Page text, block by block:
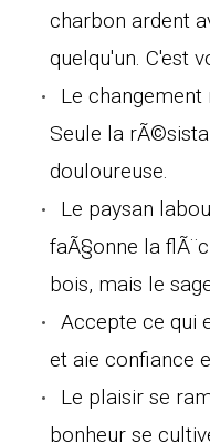
charbon ardent
quelqu'un. C'est
Le changement
Seule la
douloureuse.
Le paysan
faÃ§onne la
bois, mais le
Accepte ce qui
et aie confiance
Le plaisir se
bonheur se